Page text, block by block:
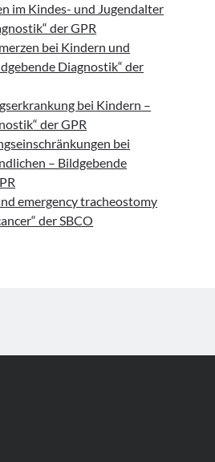
im Kindes- und Jugendalter
der GPR
bei Kindern und
Diagnostik“ der
bei Kindern –
der GPR
bei
– Bildgebende
emergency tracheostomy
der SBCO